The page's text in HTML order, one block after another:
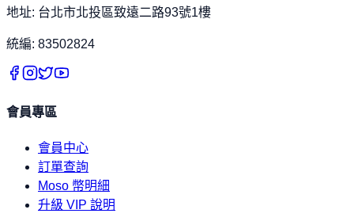
地址: 台北市北投區致遠二路93號1樓
統編: 83502824
會員專區
會員中心
訂單查詢
Moso 幣明細
升級 VIP 說明